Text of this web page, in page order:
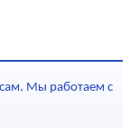
Мы работаем с